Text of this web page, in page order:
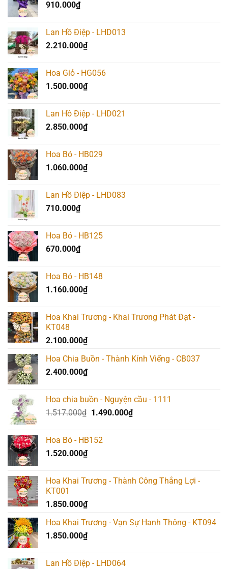
910.000₫
Lan Hồ Điệp - LHD013
2.210.000₫
Hoa Giỏ - HG056
1.500.000₫
Lan Hồ Điệp - LHD021
2.850.000₫
Hoa Bó - HB029
1.060.000₫
Lan Hồ Điệp - LHD083
710.000₫
Hoa Bó - HB125
670.000₫
Hoa Bó - HB148
1.160.000₫
Hoa Khai Trương - Khai Trương Phát Đạt -
KT048
2.100.000₫
Hoa Chia Buồn - Thành Kính Viếng - CB037
2.400.000₫
Hoa chia buồn - Nguyện cầu - 1111
1.517.000₫ Giá
1.517.000₫.
1.490.000₫Giá
Hoa Bó - HB152
1.520.000₫
Hoa Khai Trương - Thành Công Thắng Lợi -
KT001
1.850.000₫
Hoa Khai Trương - Vạn Sự Hanh Thông - KT094
1.850.000₫
Lan Hồ Điệp - LHD064